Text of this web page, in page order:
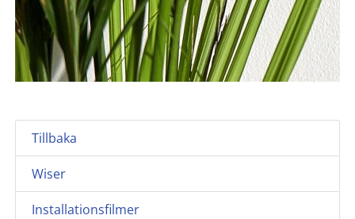
Tillbaka
Wiser
Installationsfilmer